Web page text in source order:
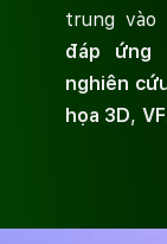
trung vào
đáp ứng
nghiên
họa 3D,